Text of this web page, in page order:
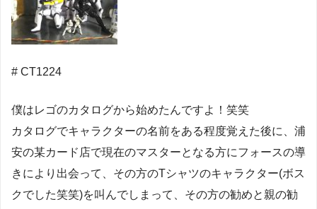
# CT1224
僕はレゴのカタログから始めたんですよ！笑笑
カタログでキャラクターの名前をある程度覚えた後に、浦
安の某カード店で現在のマスターとなる方にフォースの導
きにより出会って、その方のTシャツのキャラクター(ボス
クでした笑笑)を叫んでしまって、その方の勧めと親の勧